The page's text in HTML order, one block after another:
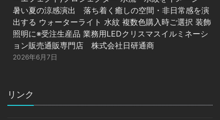
暑い夏の涼感演出 落ち着く癒しの空間・非日常感を演
出する ウォーターライト 水紋 複数色購入時ご選択 装飾
照明に※受注生産品 業務用LEDクリスマスイルミネーシ
ョン販売通販専門店 株式会社日研通商
2026年6月7日
リンク